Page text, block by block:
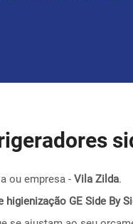
ou empresa - Vila Zilda.
GE Side By